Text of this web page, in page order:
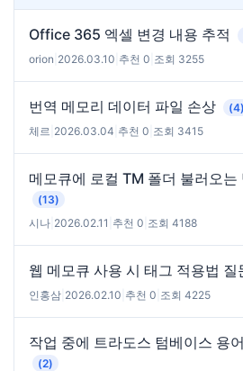
Office 365 엑셀 변경 내용 추적
orion 2026.03.10 추천 0 조회 3255
번역 메모리 데이터 파일 손상
(4)
체르 2026.03.04 추천 0 조회 3415
메모큐에 로컬 TM 폴더 불러오
(13)
시나 2026.02.11 추천 0 조회 4188
웹 메모큐 사용 시 태그 적용법 질
인홍삼 2026.02.10 추천 0 조회 4225
작업 중에 트라도스 텀베이스 용
(2)